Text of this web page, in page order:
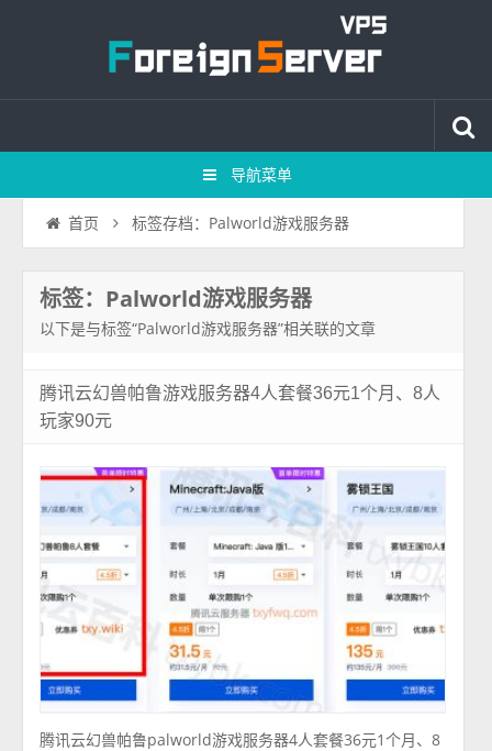
导航菜单
首页 标签存档：Palworld游戏服务器
标签：Palworld游戏服务器
以下是与标签“Palworld游戏服务器”相关联的文章
腾讯云幻兽帕鲁游戏服务器4人套餐36元1个月、8人
玩家90元
腾讯云幻兽帕鲁palworld游戏服务器4人套餐36元1个月、8